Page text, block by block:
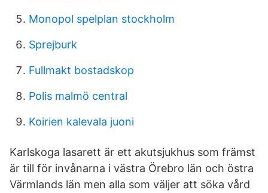
Monopol spelplan stockholm
Sprejburk
Fullmakt bostadskop
Polis malmö central
Koirien kalevala juoni
Karlskoga lasarett är ett akutsjukhus som främst
är till för invånarna i västra Örebro län och östra
Värmlands län men alla som väljer att söka vård